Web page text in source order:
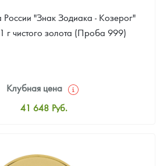
России "Знак Зодиака - Козерог"
г чистого золота (Проба 999)
Клубная цена
41 648 Руб.
Цена выкупа